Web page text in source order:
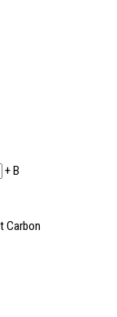
+В
Carbon